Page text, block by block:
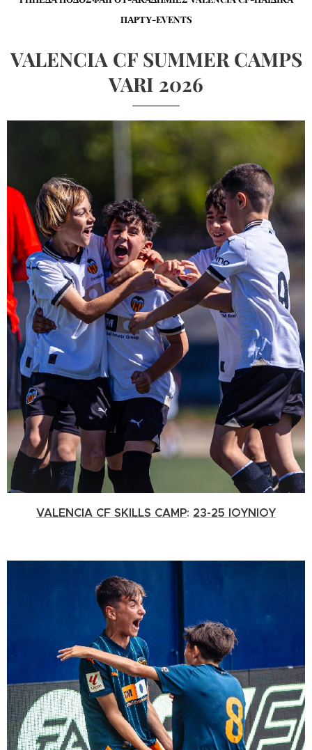
ΠΑΡΤΥ-EVENTS
VALENCIA CF SUMMER CAMPS
VARI 2026
VALENCIA CF SKILLS CAMP: 23-25 IOYNIOY